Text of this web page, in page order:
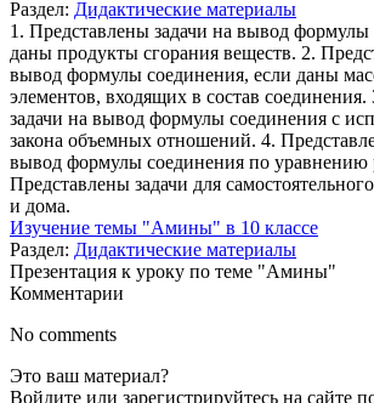
Раздел: Дидактические материалы
1. Представлены задачи на вывод формулы
даны продукты сгорания веществ. 2.
вывод формулы соединения, если даны
элементов, входящих в состав
задачи на вывод формулы соединения с
закона объемных отношений. 4.
вывод формулы соединения по уравнению
Представлены задачи для
и дома.
Изучение темы "Амины" в 10 классе
Раздел: Дидактические материалы
Презентация к уроку по теме "Амины"
Комментарии
No comments
Это ваш материал?
Войдите или зарегистрируйтесь на сайте